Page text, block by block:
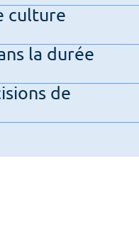
culture
la durée
de